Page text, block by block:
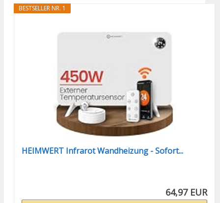
BESTSELLER NR. 1
HEIMWERT Infrarot Wandheizung - Sofort...
64,97 EUR